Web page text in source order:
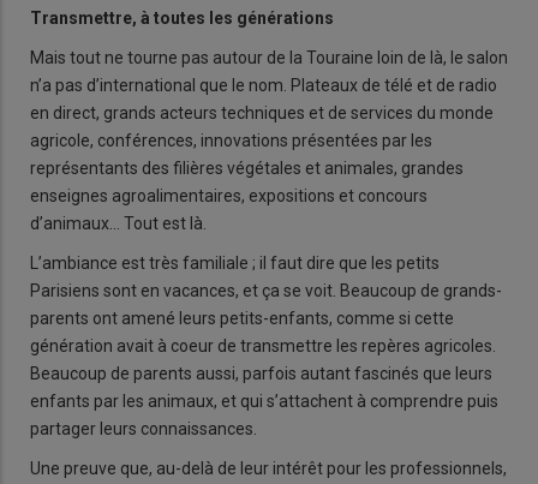
Transmettre, à toutes les générations
Mais tout ne tourne pas autour de la Touraine loin de là, le salon
n’a pas d’international que le nom. Plateaux de télé et de radio
en direct, grands acteurs techniques et de services du monde
agricole, conférences, innovations présentées par les
représentants des filières végétales et animales, grandes
enseignes agroalimentaires, expositions et concours
d’animaux… Tout est là.
L’ambiance est très familiale ; il faut dire que les petits
Parisiens sont en vacances, et ça se voit. Beaucoup de grands-
parents ont amené leurs petits-enfants, comme si cette
génération avait à coeur de transmettre les repères agricoles.
Beaucoup de parents aussi, parfois autant fascinés que leurs
enfants par les animaux, et qui s’attachent à comprendre puis
partager leurs connaissances.
Une preuve que, au-delà de leur intérêt pour les professionnels,